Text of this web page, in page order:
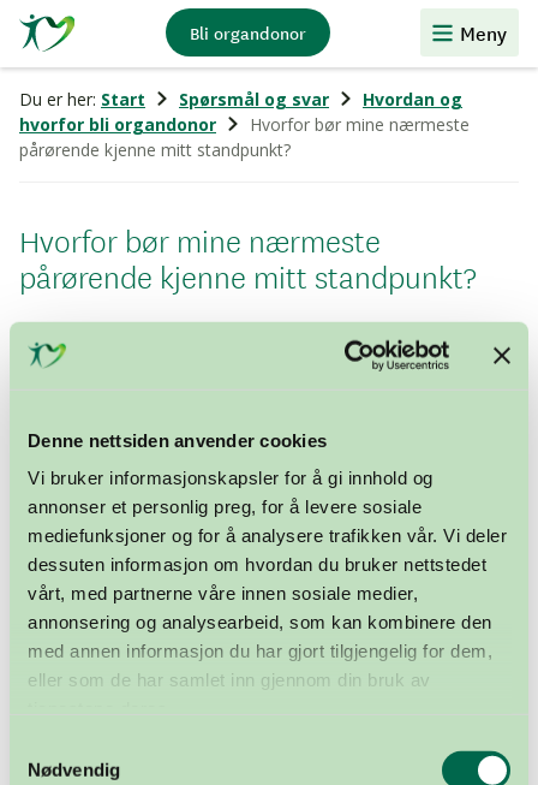
Denne nettsiden anvender cookies
Vi bruker informasjonskapsler for å gi innhold og
annonser et personlig preg, for å levere sosiale
mediefunksjoner og for å analysere trafikken vår. Vi deler
dessuten informasjon om hvordan du bruker nettstedet
vårt, med partnerne våre innen sosiale medier,
annonsering og analysearbeid, som kan kombinere den
med annen informasjon du har gjort tilgjengelig for dem,
eller som de har samlet inn gjennom din bruk av
Nødvendig
Stiftelsen
Organdonasjon
Bli organdonor Meny
Du er her: Start Spørsmål og svar
Hvordan og
hvorfor bli organdonor
Hvorfor bør mine nærmeste
pårørende kjenne mitt standpunkt?
Hvorfor bør mine nærmeste
pårørende kjenne mitt standpunkt?
Nærmeste pårørende vil alltid bli bedt om å bekrefte
relevante opplysninger om deg, hvis du selv ikke er i
om en pasient kan være utdaterte, manglende,
helsepersonell også be de pårørende om å bekrefte
ditt standpunkt til organdonasjon, hvis det skulle bli
aktuelt – uansett om det foreligger skriftlig, eller ikke.
Er ditt standpunkt til organdonasjon ukjent, er det opp
til nærmeste pårørende å ta en avgjørelse. Det er det
mange som ikke er forberedt på. Derfor er det viktig at
de er informert om ditt ønske.